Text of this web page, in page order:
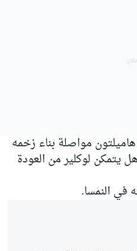
مواصلة بناء زخمه
يتمكن لوكلير من العودة
في النمسا.